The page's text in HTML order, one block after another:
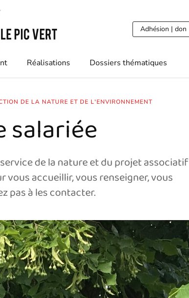
Adhésion | don
Réalisations Dossiers thématiques
DE LA NATURE ET DE L'ENVIRONNEMENT
salariée
de la nature et du projet associatif
vous accueillir, vous renseigner, vous
pas à les contacter.